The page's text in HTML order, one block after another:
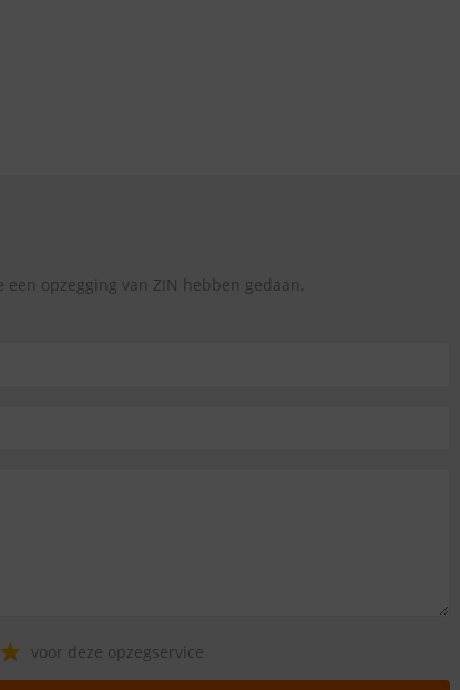
een opzegging van ZIN hebben gedaan.
voor deze opzegservice